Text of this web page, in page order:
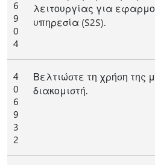
6
9
0
4
λειτουργίας για
υπηρεσία (S2S).
4
0
6
9
3
2
Βελτιώστε τη χρήση της
διακομιστή.